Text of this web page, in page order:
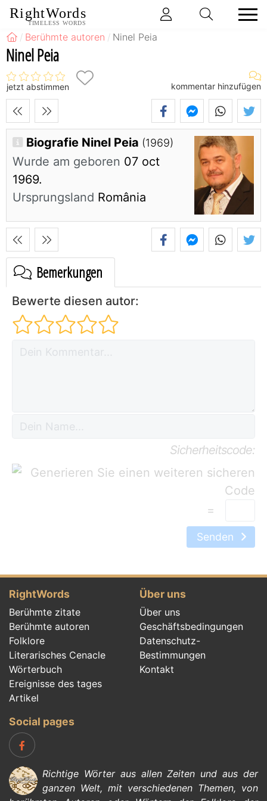
RightWords
TIMELESS WORDS
Berühmte autoren Ninel Peia
Ninel Peia
jetzt abstimmen kommentar hinzufügen
Biografie Ninel Peia (1969)
Wurde am geboren 07 oct
1969.
Ursprungsland România
Bemerkungen
Bewerte diesen autor:
Sicherheitscode:
=
Senden
RightWords
Berühmte zitate
Berühmte autoren
Folklore
Literarisches Cenacle
Wörterbuch
Ereignisse des tages
Artikel
Über uns
Über uns
Geschäftsbedingungen
Datenschutz-
Bestimmungen
Kontakt
Social pages
Richtige Wörter aus allen Zeiten und aus der
ganzen Welt, mit verschiedenen Themen, von